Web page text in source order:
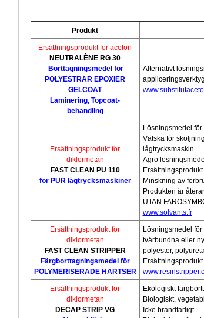
Produkt
Ersättningsprodukt för aceton
NEUTRALÈNE RG 30
Borttagningsmedel för
POLYESTRAR EPOXIER
GELCOAT
Laminering, Topcoat-
behandling
Alternativt
appliceringsverktyg
Ersättningsprodukt för
diklormetan
FAST CLEAN PU 110
för PUR lågtrycksmaskiner
Lösningsmedel
Vätska för
lågtrycksmaskin.
Agro
Minskning av
Produkten är
UTAN
www.solvants.fr
Ersättningsprodukt för
diklormetan
FAST CLEAN STRIPPER
Färgborttagningsmedel för
POLYMERISERADE HARTSER
Lösningsmedel
tvärbundna eller
polyester,
Ersättningsprodukt för
diklormetan
DECAP STRIP VG
Ekologiskt
Biologiskt,
Icke brandfarligt.